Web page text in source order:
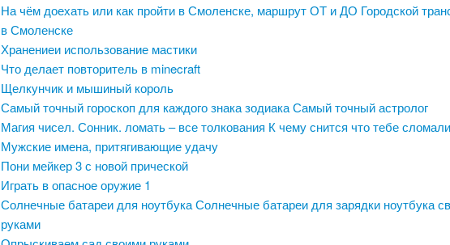
На чём доехать или как пройти в Смоленске, маршрут ОТ и ДО Городской
в Смоленске
Хранениеи использование мастики
Что делает повторитель в minecraft
Щелкунчик и мышиный король
Самый точный гороскоп для каждого знака зодиака Самый точный астролог
Магия чисел. Сонник. ломать – все толкования К чему снится что тебе сломали
Мужские имена, притягивающие удачу
Пони мейкер 3 с новой прической
Играть в опасное оружие 1
Солнечные батареи для ноутбука Солнечные батареи для зарядки ноутбука
руками